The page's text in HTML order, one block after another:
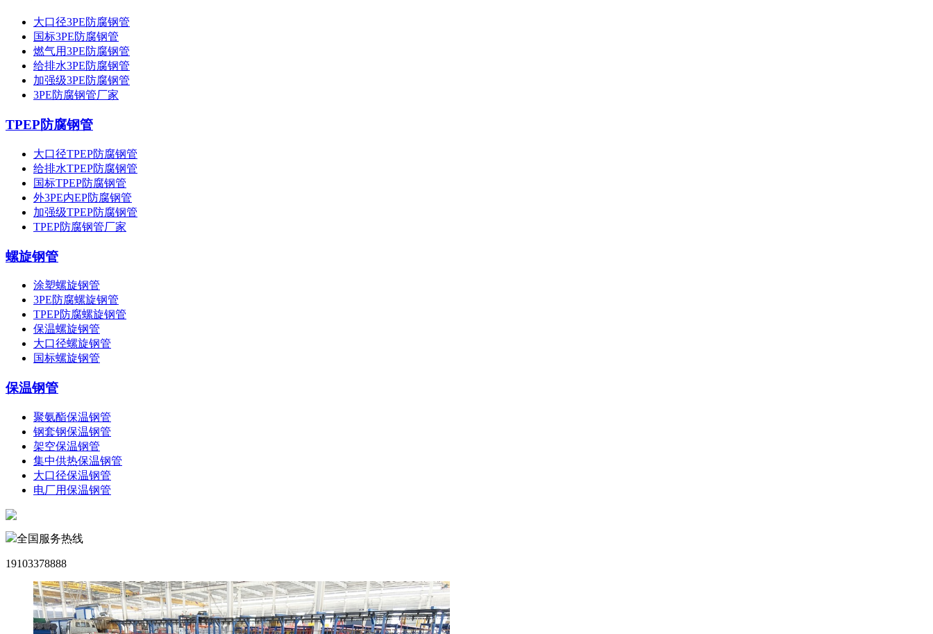
大口径3PE防腐钢管
国标3PE防腐钢管
燃气用3PE防腐钢管
给排水3PE防腐钢管
加强级3PE防腐钢管
3PE防腐钢管厂家
TPEP防腐钢管
大口径TPEP防腐钢管
给排水TPEP防腐钢管
国标TPEP防腐钢管
外3PE内EP防腐钢管
加强级TPEP防腐钢管
TPEP防腐钢管厂家
螺旋钢管
涂塑螺旋钢管
3PE防腐螺旋钢管
TPEP防腐螺旋钢管
保温螺旋钢管
大口径螺旋钢管
国标螺旋钢管
保温钢管
聚氨酯保温钢管
钢套钢保温钢管
架空保温钢管
集中供热保温钢管
大口径保温钢管
电厂用保温钢管
全国服务热线
19103378888